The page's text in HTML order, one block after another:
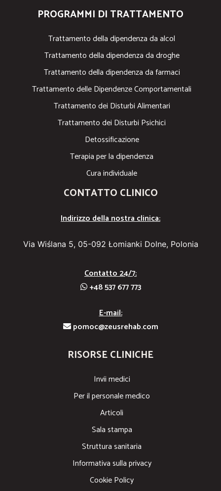
PROGRAMMI DI TRATTAMENTO
Trattamento della dipendenza da alcol
Trattamento della dipendenza da droghe
Trattamento della dipendenza da farmaci
Trattamento delle Dipendenze Comportamentali
Trattamento dei Disturbi Alimentari
Trattamento dei Disturbi Psichici
Detossificazione
Terapia per la dipendenza
Cura individuale
CONTATTO CLINICO
Indirizzo della nostra clinica:
Via Wiślana 5, 05-092 Łomianki Dolne, Polonia
Contatto 24/7:
+48 537 677 773
E-mail:
pomoc@zeusrehab.com
RISORSE CLINICHE
Invii medici
Per il personale medico
Articoli
Sala stampa
Struttura sanitaria
Informativa sulla privacy
Cookie Policy